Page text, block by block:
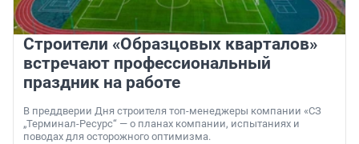
Строители «Образцовых кварталов»
встречают профессиональный
праздник на работе
В преддверии Дня строителя топ-менеджеры компании «СЗ
„Терминал-Ресурс“ — о планах компании, испытаниях и
поводах для осторожного оптимизма.